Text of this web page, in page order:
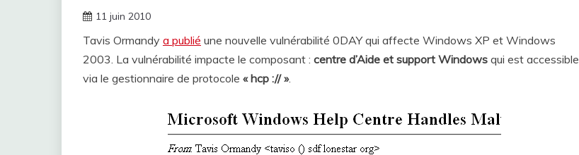
11 juin 2010
Tavis Ormandy a publié une nouvelle vulnérabilité 0DAY qui affecte Windows XP et Windows
2003. La vulnérabilité impacte le composant : centre d’Aide et support Windows qui est accessible
via le gestionnaire de protocole « hcp :// ».